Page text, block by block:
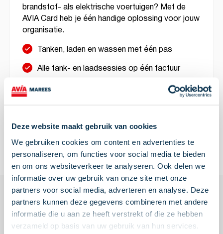
Deze website maakt gebruik van cookies
We gebruiken cookies om content en advertenties te
personaliseren, om functies voor social media te bieden
en om ons websiteverkeer te analyseren. Ook delen we
informatie over uw gebruik van onze site met onze
partners voor social media, adverteren en analyse. Deze
partners kunnen deze gegevens combineren met andere
informatie die u aan ze heeft verstrekt of die ze hebben
verzameld op basis van uw gebruik van hun services.
brandstof- als elektrische voertuigen? Met de
AVIA Card heb je één handige oplossing voor jouw
organisatie.
Tanken, laden en wassen met één pas
Alle tank- en laadsessies op één factuur
Meer dan 2.500 aangesloten tanklocaties en
Vraag direct aan Lees meer
Familiebedrijfin de kop van
Noord-Holland